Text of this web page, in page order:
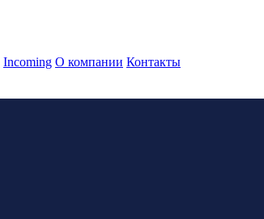
Incoming О компании Контакты